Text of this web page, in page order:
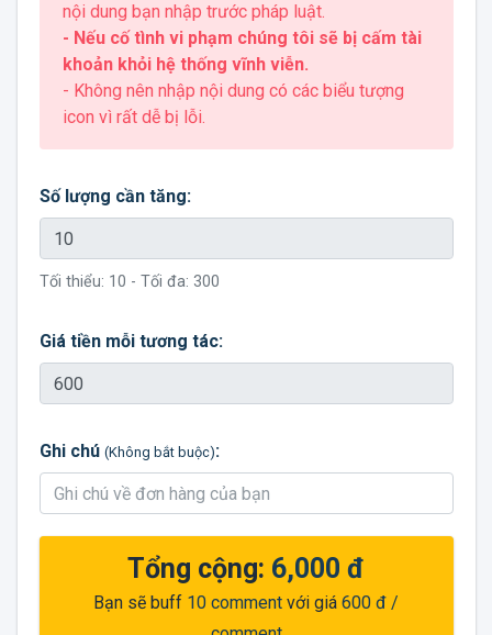
nội dung bạn nhập trước pháp luật.
- Nếu cố tình vi phạm chúng tôi sẽ bị cấm tài
khoản khỏi hệ thống vĩnh viễn.
- Không nên nhập nội dung có các biểu tượng
icon vì rất dễ bị lỗi.
Số lượng cần tăng:
Tối thiểu: 10 - Tối đa: 300
Giá tiền mỗi tương tác:
Ghi chú (Không bắt buộc):
Tổng cộng: 6,000 đ
Bạn sẽ buff 10 comment với giá 600 đ /